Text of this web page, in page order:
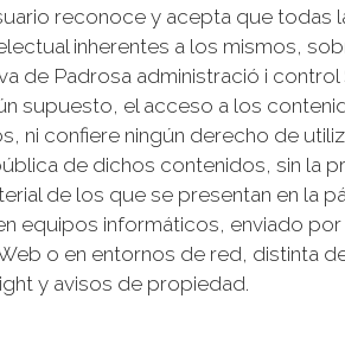
reconoce y acepta que todas
inherentes a los mismos,
de Padrosa administració i control
supuesto, el acceso a los
ni confiere ningún derecho de
de dichos contenidos, sin la
de los que se presentan en la
equipos informáticos, enviado
o en entornos de red, distinta
y avisos de propiedad.